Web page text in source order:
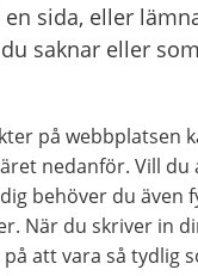
sida, eller
saknar eller
på webbplatsen
nedanför. Vill du
behöver du även
När du skriver in
att vara så tydlig